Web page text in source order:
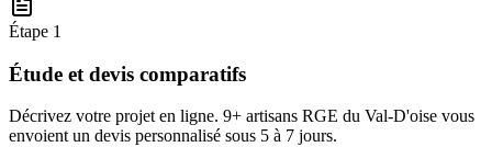
Étape 1
Étude et devis comparatifs
Décrivez votre projet en ligne. 9+ artisans RGE du Val-D'oise vous
envoient un devis personnalisé sous 5 à 7 jours.